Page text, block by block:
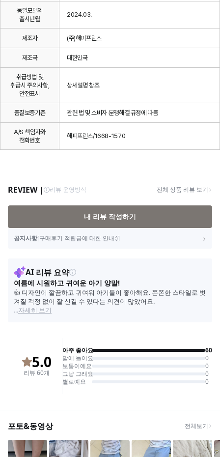
동일모델의
출시년월
2024.03.
제조자 (주)해피프린스
제조국 대한민국
취급방법 및
취급시 주의사항,
안전표시
상세설명 참조
품질보증기준 관련 법 및 소비자 분쟁해결 규정에 따름
A/S 책임자와
전화번호
해피프린스/1668-1570